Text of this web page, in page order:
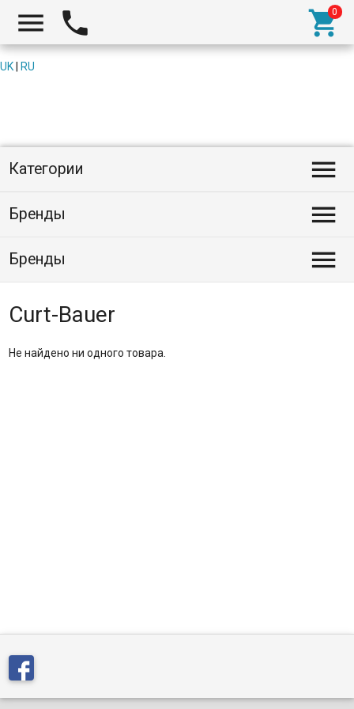
  
UK RU
Категории 
Бренды 
Бренды 
Curt-Bauer
Не найдено ни одного товара.